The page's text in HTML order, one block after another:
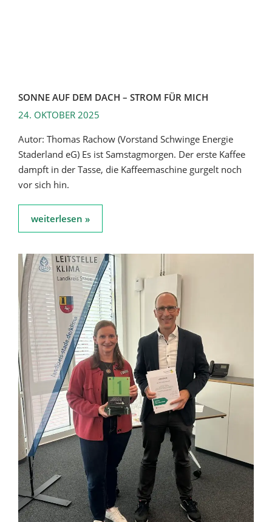
SONNE AUF DEM DACH – STROM FÜR MICH
24. OKTOBER 2025
Autor: Thomas Rachow (Vorstand Schwinge Energie
Staderland eG) Es ist Samstagmorgen. Der erste Kaffee
dampft in der Tasse, die Kaffeemaschine gurgelt noch
vor sich hin.
weiterlesen »